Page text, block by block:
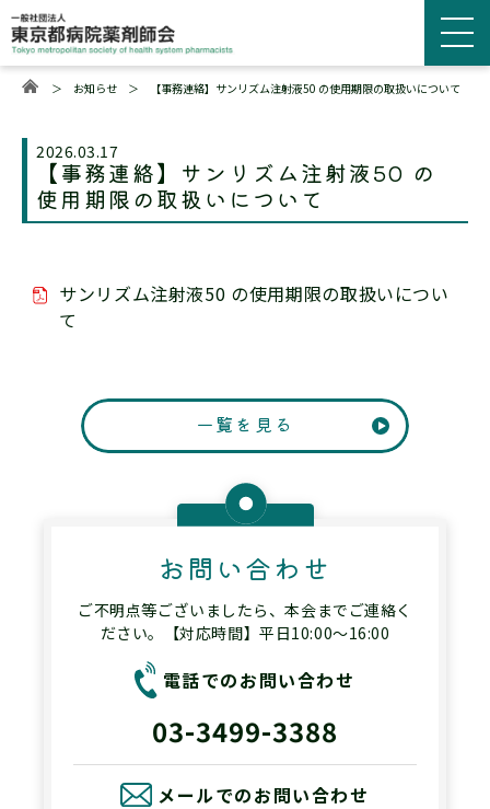
＞ お知らせ＞ 【事務連絡】サンリズム注射液50 の使用期限の取扱いについて
2026.03.17
【事務連絡】サンリズム注射液50 の
使用期限の取扱いについて
サンリズム注射液50 の使用期限の取扱いについ
て
一覧を見る
お問い合わせ
ご不明点等ございましたら、本会までご連絡く
ださい。【対応時間】平日10:00～16:00
電話でのお問い合わせ
03-3499-3388
メールでのお問い合わせ